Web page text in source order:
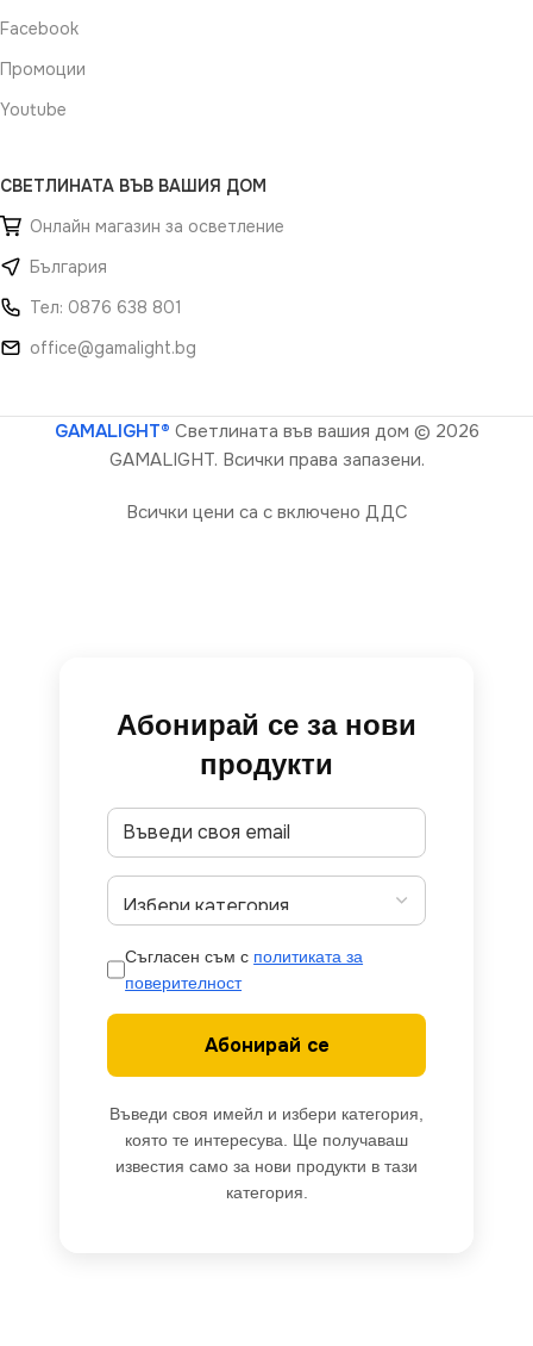
Facebook
Промоции
Youtube
СВЕТЛИНАТА ВЪВ ВАШИЯ ДОМ
Онлайн магазин за осветление
България
Тел: 0876 638 801
office@gamalight.bg
GAMALIGHT® Светлината във вашия дом © 2026
GAMALIGHT. Всички права запазени.
Всички цени са с включено ДДС
Абонирай се за нови
продукти
Съгласен съм с политиката за
поверителност
Абонирай се
Въведи своя имейл и избери категория,
която те интересува. Ще получаваш
известия само за нови продукти в тази
категория.